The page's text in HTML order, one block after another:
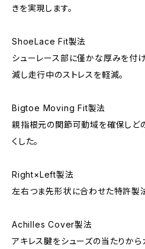
きを実現します。
ShoeLace Fit製法
シューレース部に僅かな厚みを付
減し走行中のストレスを軽減。
Bigtoe Moving Fit製法
親指根元の関節可動域を確保しど
くした。
Right×Left製法
左右つま先形状に合わせた特許製
Achilles Cover製法
アキレス腱をシューズの当たりから